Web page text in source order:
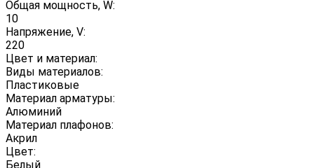
Общая мощность, W:
10
Напряжение, V:
220
Цвет и материал:
Виды материалов:
Пластиковые
Материал арматуры:
Алюминий
Материал плафонов:
Акрил
Цвет:
Белый